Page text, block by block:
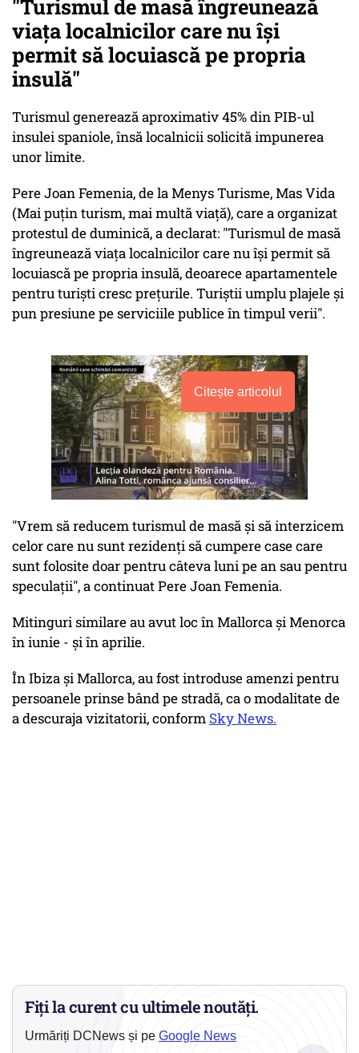
"Turismul de masă îngreunează
viața localnicilor care nu își
permit să locuiască pe propria
insulă"
Turismul generează aproximativ 45% din PIB-ul
insulei spaniole, însă localnicii solicită impunerea
unor limite.
Pere Joan Femenia, de la Menys Turisme, Mas Vida
(Mai puțin turism, mai multă viață), care a organizat
protestul de duminică, a declarat: "Turismul de masă
îngreunează viața localnicilor care nu își permit să
locuiască pe propria insulă, deoarece apartamentele
pentru turiști cresc prețurile. Turiștii umplu plajele și
pun presiune pe serviciile publice în timpul verii".
Citește articolul
"Vrem să reducem turismul de masă și să interzicem
celor care nu sunt rezidenți să cumpere case care
sunt folosite doar pentru câteva luni pe an sau pentru
speculații", a continuat Pere Joan Femenia.
Mitinguri similare au avut loc în Mallorca și Menorca
în iunie - și în aprilie.
În Ibiza și Mallorca, au fost introduse amenzi pentru
persoanele prinse bând pe stradă, ca o modalitate de
a descuraja vizitatorii, conform Sky News.
Fiți la curent cu ultimele noutăți.
Urmăriți DCNews și pe Google News